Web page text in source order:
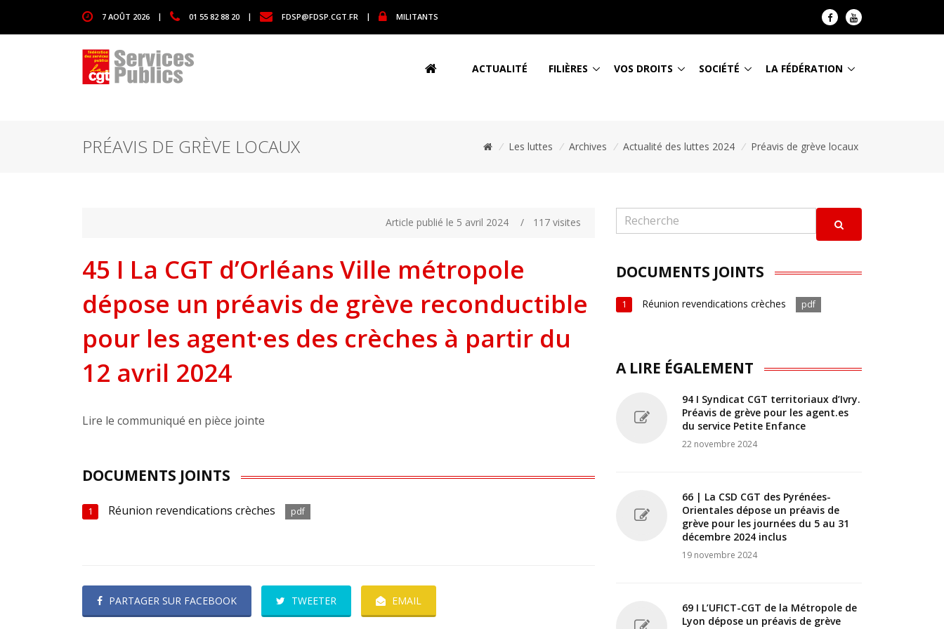
7 AOÛT 2026 | 01 55 82 88 20 | FDSP@FDSP.CGT.FR | MILITANTS
ACTUALITÉ FILIÈRES VOS DROITS SOCIÉTÉ LA FÉDÉRATION
PRÉAVIS DE GRÈVE LOCAUX / Les luttes / Archives / Actualité des luttes 2024 / Préavis de grève locaux
Article publié le 5 avril 2024 / 117 visites
45 I La CGT d’Orléans Ville métropole
dépose un préavis de grève reconductible
pour les agent·es des crèches à partir du
12 avril 2024
Lire le communiqué en pièce jointe
DOCUMENTS JOINTS
1 Réunion revendications crèches pdf
PARTAGER SUR FACEBOOK TWEETER EMAIL
DOCUMENTS JOINTS
1 Réunion revendications crèches pdf
A LIRE ÉGALEMENT
94 I Syndicat CGT territoriaux d’Ivry.
Préavis de grève pour les agent.es
du service Petite Enfance
22 novembre 2024
66 | La CSD CGT des Pyrénées-
Orientales dépose un préavis de
grève pour les journées du 5 au 31
décembre 2024 inclus
19 novembre 2024
69 I L’UFICT-CGT de la Métropole de
Lyon dépose un préavis de grève